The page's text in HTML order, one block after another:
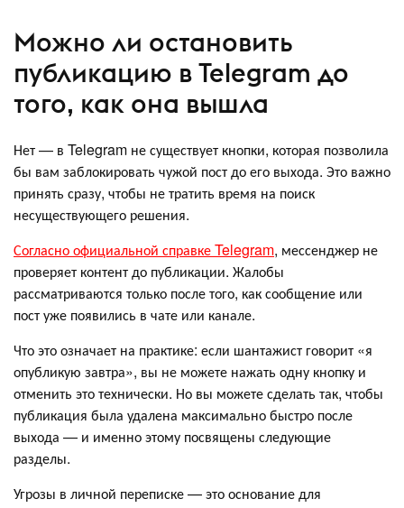
Можно ли остановить
публикацию в Telegram до
того, как она вышла
Нет — в Telegram не существует кнопки, которая позволила
бы вам заблокировать чужой пост до его выхода. Это важно
принять сразу, чтобы не тратить время на поиск
несуществующего решения.
Согласно официальной справке Telegram, мессенджер не
проверяет контент до публикации. Жалобы
рассматриваются только после того, как сообщение или
пост уже появились в чате или канале.
Что это означает на практике: если шантажист говорит «я
опубликую завтра», вы не можете нажать одну кнопку и
отменить это технически. Но вы можете сделать так, чтобы
публикация была удалена максимально быстро после
выхода — и именно этому посвящены следующие
разделы.
Угрозы в личной переписке — это основание для